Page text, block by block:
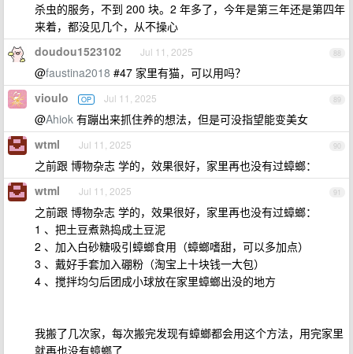
杀虫的服务，不到 200 块。2 年多了，今年是第三年还是第四年
来着，都没见几个，从不操心
88
doudou1523102 Jul 11, 2025
@faustina2018 #47 家里有猫，可以用吗？
89
vioulo OP Jul 11, 2025
@Ahiok 有蹦出来抓住养的想法，但是可没指望能变美女
90
wtml Jul 11, 2025
之前跟 博物杂志 学的，效果很好，家里再也没有过蟑螂：
91
wtml Jul 11, 2025
之前跟 博物杂志 学的，效果很好，家里再也没有过蟑螂：
1 、把土豆煮熟捣成土豆泥
2 、加入白砂糖吸引蟑螂食用（蟑螂嗜甜，可以多加点）
3 、戴好手套加入硼粉（淘宝上十块钱一大包）
4 、搅拌均匀后团成小球放在家里蟑螂出没的地方
我搬了几次家，每次搬完发现有蟑螂都会用这个方法，用完家里
就再也没有蟑螂了